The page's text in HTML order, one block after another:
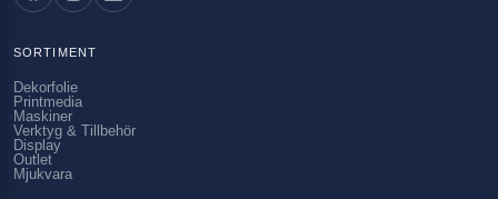
SORTIMENT
Dekorfolie
Printmedia
Maskiner
Verktyg & Tillbehör
Display
Outlet
Mjukvara